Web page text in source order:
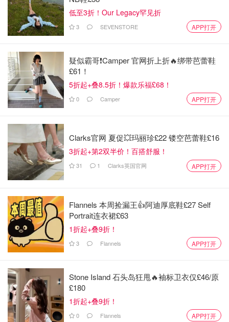
配料表只有三个，选用全脂（牛）乳粉，白砂糖，红茶原料
低至3折！Our Legacy罕见折
3 SEVENSTORE APP打开
疑似霸哥❗️Camper 官网折上折🔥绑带芭蕾鞋
£61！
5折起+叠8.5折！爆款乐福£68！
0 Camper APP打开
Clarks官网 夏促💥玛丽珍£22 镂空芭蕾鞋£16
3折起+第2双半价！百搭舒服！
31 1 Clarks英国官网 APP打开
Flannels 本周捡漏王👍阿迪厚底鞋£27 Self
Portrait连衣裙£63
1折起+叠9折！
3 Flannels APP打开
Stone Island 石头岛狂甩🔥袖标卫衣仅£46/原
£180
1折起+叠9折！
0 Flannels APP打开